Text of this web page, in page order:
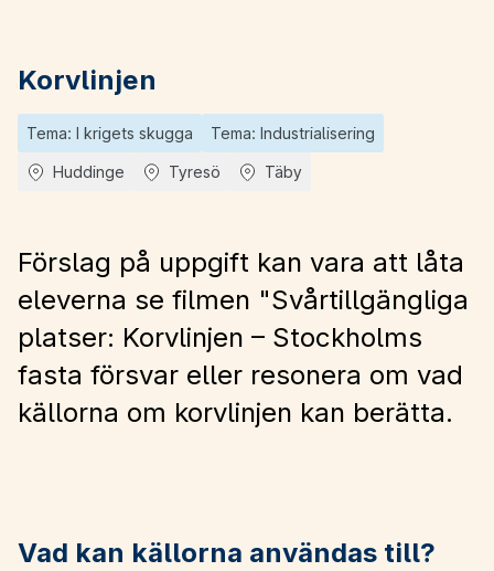
Korvlinjen
Tema: I krigets skugga Tema: Industrialisering
Huddinge Tyresö Täby
Förslag på uppgift kan vara att låta
eleverna se filmen "Svårtillgängliga
platser: Korvlinjen – Stockholms
fasta försvar eller resonera om vad
källorna om korvlinjen kan berätta.
Vad kan källorna användas till?